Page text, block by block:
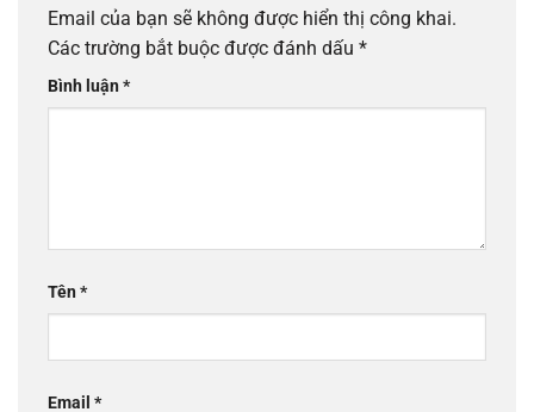
Email của bạn sẽ không được hiển thị công khai.
Các trường bắt buộc được đánh dấu *
Bình luận*
Tên*
Email *